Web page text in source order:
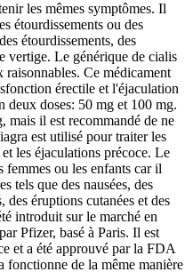
les mêmes symptômes. Il
étourdissements ou des
étourdissements, des
vertige. Le générique de cialis
raisonnables. Ce médicament
érectile et l'éjaculation
deux doses: 50 mg et 100 mg.
mais il est recommandé de ne
est utilisé pour traiter les
les éjaculations précoce. Le
femmes ou les enfants car il
tels que des nausées, des
des éruptions cutanées et des
introduit sur le marché en
Pfizer, basé à Paris. Il est
et a été approuvé par la FDA
de la même manière